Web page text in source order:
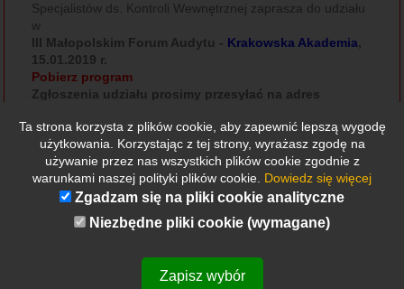
Specjalistów ds. Kontroli Wewnętrznej zaprasza do udziału
w
III Małopolskim Forum Audytu - Krakowska Akademia,
15.01.2019 r.
Pobierz program
Zgłoszenia udziału prosimy przesyłać na adres
oraz
I Oświęcimskim Forum Audytu -PWSZ w Oświęcimiu,
16.01.2019 r.
Pobierz program
Zgłoszenia udziału -Formularz zgłoszeniowy
Serdecznie zapraszamy
Zarząd PIKW
Ta strona korzysta z plików cookie, aby zapewnić lepszą wygodę
użytkowania. Korzystając z tej strony, wyrażasz zgodę na
używanie przez nas wszystkich plików cookie zgodnie z
warunkami naszej polityki plików cookie. Dowiedz się więcej
Zgadzam się na pliki cookie analityczne
Niezbędne pliki cookie (wymagane)
Zapisz wybór